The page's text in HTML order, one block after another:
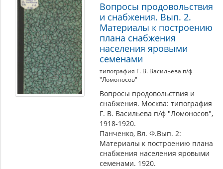
Вопросы продовольствия
и снабжения. Вып. 2.
Материалы к построению
плана снабжения
населения яровыми
семенами
типография Г. В. Васильева п/ф
"Ломоносов"
Вопросы продовольствия и
снабжения. Москва: типография
Г. В. Васильева п/ф "Ломоносов",
1918-1920.
Панченко, Вл. Ф.Вып. 2:
Материалы к построению плана
снабжения населения яровыми
семенами. 1920.